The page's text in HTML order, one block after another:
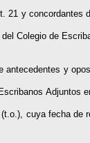
21 y concordantes
Colegio de
antecedentes y
Adjuntos
cuya fecha